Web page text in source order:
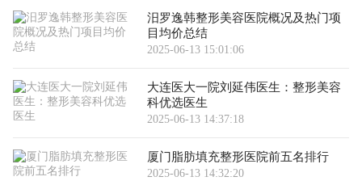
汨罗逸韩整形美容医院概况及热门项
目均价总结
2025-06-13 15:01:06
大连医大一院刘延伟医生：整形美容
科优选医生
2025-06-13 14:37:18
厦门脂肪填充整形医院前五名排行
2025-06-13 14:32:20